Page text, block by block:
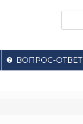
ВОПРОС-ОТВЕТ